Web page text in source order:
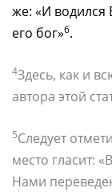
же: «И водился
его бог»6.
4Здесь, как и
автора этой
5Следует
место гласит:
Нами